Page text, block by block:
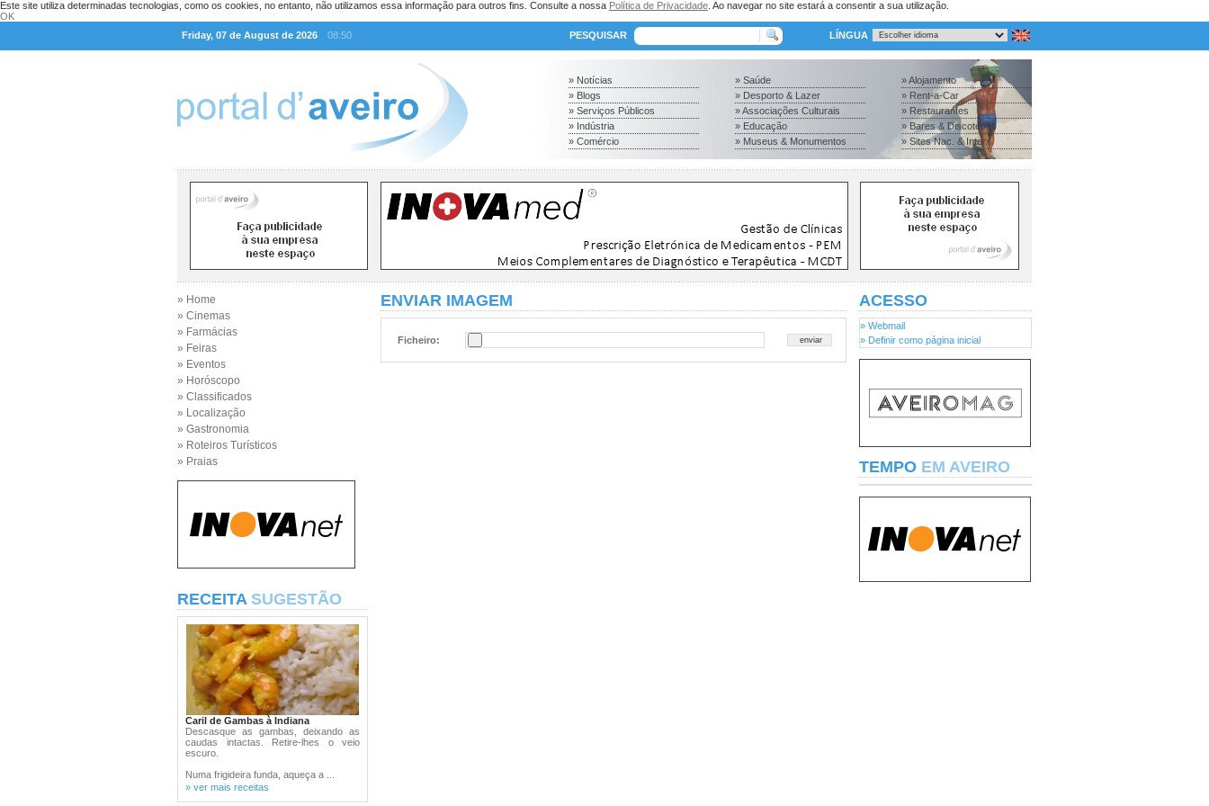
Este site utiliza determinadas tecnologias, como os cookies, no entanto, não utilizamos essa informação para outros fins. Consulte a nossa Política de Privacidade . Ao navegar no site estará a consentir a sua utilização.
OK
Friday, 07 de August de 2026
08:50 PESQUISAR LÍNGUA
» Notícias
» Blogs
» Serviços Públicos
» Indústria
» Comércio
» Saúde
» Desporto & Lazer
» Associações Culturais
» Educação
» Museus & Monumentos
» Alojamento
» Rent-a-Car
» Restaurantes
» Bares & Discotecas
» Sites Nac. & Inter.
» Home
» Cinemas
» Farmácias
» Feiras
» Eventos
» Horóscopo
» Classificados
» Localização
» Gastronomia
» Roteiros Turísticos
» Praias
RECEITA SUGESTÃO
Caril de Gambas à Indiana
Descasque as gambas, deixando as
caudas intactas. Retire-lhes o veio
escuro.
Numa frigideira funda, aqueça a ...
» ver mais receitas
ENVIAR IMAGEM
Ficheiro:
ACESSO
» Webmail
» Definir como página inicial
TEMPO EM AVEIRO